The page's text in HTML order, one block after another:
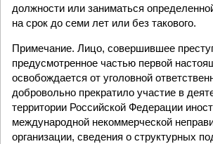
должности или заниматься
на срок до семи лет или без такового.
Примечание. Лицо, совершившее
предусмотренное частью первой
освобождается от уголовной
добровольно прекратило участие в
территории Российской Федерации
международной некоммерческой
организации, сведения о структурных